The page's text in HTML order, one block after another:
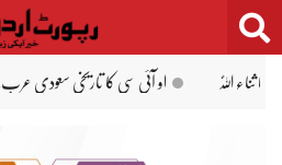
Skip
to
content
مریم نواز کا ستھرا پنجاب ورکرز کو ہر ماہ 5 تاریخ تک تنخواہ ادائیگی کا حکم